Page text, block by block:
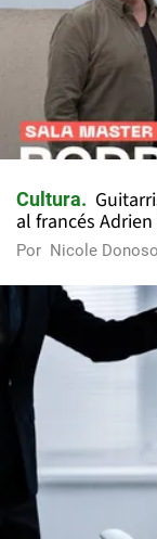
Cultura
al francés
Por Nicole Donoso